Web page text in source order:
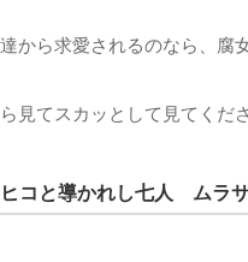
から求愛されるのなら、腐
見てスカッとして見てくだ
コと導かれし七人 ムラ